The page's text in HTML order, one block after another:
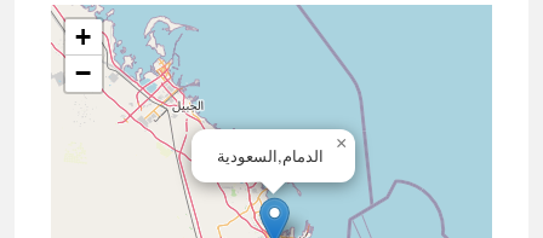
الدمام,السعودية
×
+
−